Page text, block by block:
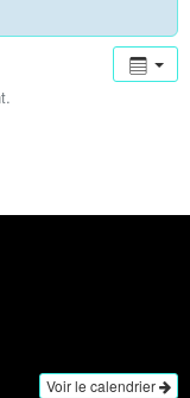
Voir le calendrier